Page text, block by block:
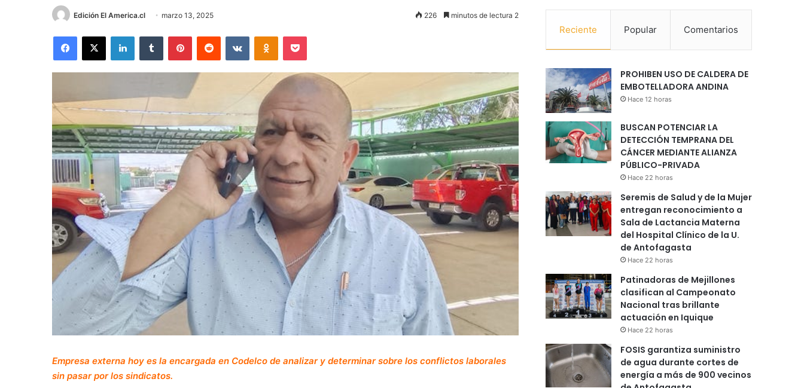
Edición El America.cl marzo 13, 2025 226 minutos de lectura 2
Facebook
X LinkedInTumblr PinterestReddit VKontakteOdnoklassniki
Pocket
Empresa externa hoy es la encargada en Codelco de analizar y determinar sobre los conflictos laborales
sin pasar por los sindicatos.
Reciente Popular Comentarios
PROHIBEN USO DE CALDERA DE
EMBOTELLADORA ANDINA
Hace 12 horas
BUSCAN POTENCIAR LA
DETECCIÓN TEMPRANA DEL
CÁNCER MEDIANTE ALIANZA
PÚBLICO-PRIVADA
Hace 22 horas
Seremis de Salud y de la Mujer
entregan reconocimiento a
Sala de Lactancia Materna
del Hospital Clínico de la U.
de Antofagasta
Hace 22 horas
Patinadoras de Mejillones
clasifican al Campeonato
Nacional tras brillante
actuación en Iquique
Hace 22 horas
FOSIS garantiza suministro
de agua durante cortes de
energía a más de 900 vecinos